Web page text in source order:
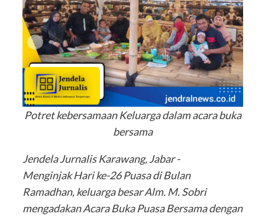
Potret kebersamaan Keluarga dalam acara buka
bersama
Jendela Jurnalis Karawang, Jabar -
Menginjak Hari ke-26 Puasa di Bulan
Ramadhan, keluarga besar Alm. M. Sobri
mengadakan Acara Buka Puasa Bersama dengan